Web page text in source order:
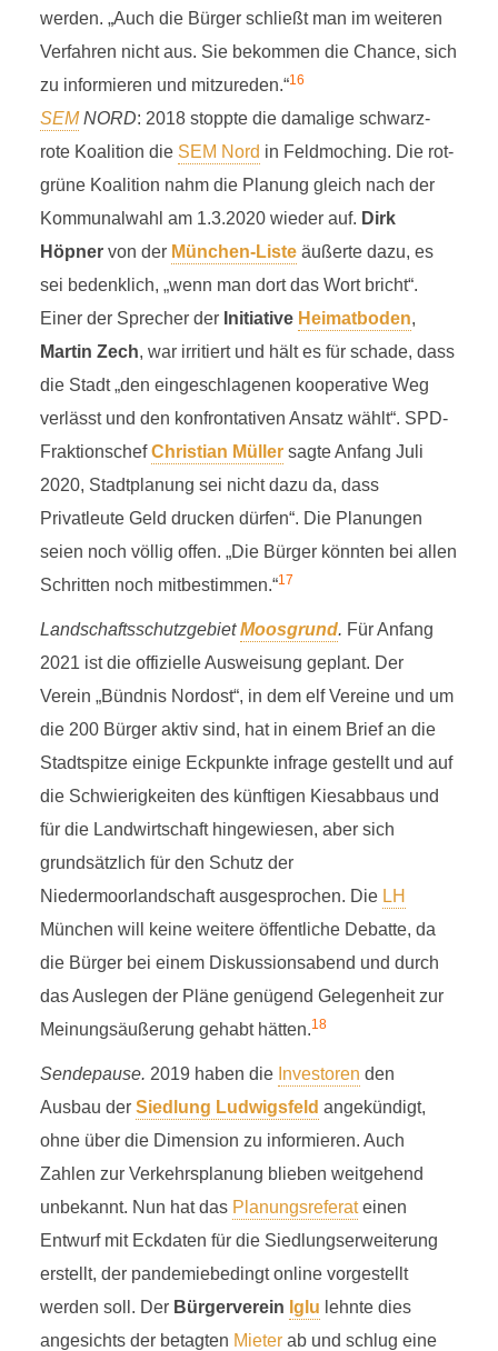
werden. „Auch die Bürger schließt man im weiteren
Verfahren nicht aus. Sie bekommen die Chance, sich
zu informieren und mitzureden.“16
SEMNORD: 2018 stoppte die damalige schwarz-
rote Koalition die SEM Nord in Feldmoching. Die rot-
grüne Koalition nahm die Planung gleich nach der
Kommunalwahl am 1.3.2020 wieder auf. Dirk
Höpnervon der München-Listeäußerte dazu, es
sei bedenklich, „wenn man dort das Wort bricht“.
Einer der Sprecher der Initiative Heimatboden,
Martin Zech, war irritiert und hält es für schade, dass
die Stadt „den eingeschlagenen kooperative Weg
verlässt und den konfrontativen Ansatz wählt“. SPD-
FraktionschefChristian Müllersagte Anfang Juli
2020, Stadtplanung sei nicht dazu da, dass
Privatleute Geld drucken dürfen“. Die Planungen
seien noch völlig offen. „Die Bürger könnten bei allen
Schritten noch mitbestimmen.“17
LandschaftsschutzgebietMoosgrund. Für Anfang
2021 ist die offizielle Ausweisung geplant. Der
Verein „Bündnis Nordost“, in dem elf Vereine und um
die 200 Bürger aktiv sind, hat in einem Brief an die
Stadtspitze einige Eckpunkte infrage gestellt und auf
die Schwierigkeiten des künftigen Kiesabbaus und
für die Landwirtschaft hingewiesen, aber sich
grundsätzlich für den Schutz der
Niedermoorlandschaft ausgesprochen. Die LH
München will keine weitere öffentliche Debatte, da
die Bürger bei einem Diskussionsabend und durch
das Auslegen der Pläne genügend Gelegenheit zur
Meinungsäußerung gehabt hätten.18
Sendepause. 2019 haben die Investoren den
Ausbau der Siedlung Ludwigsfeld angekündigt,
ohne über die Dimension zu informieren. Auch
Zahlen zur Verkehrsplanung blieben weitgehend
unbekannt. Nun hat das Planungsreferateinen
Entwurf mit Eckdaten für die Siedlungserweiterung
erstellt, der pandemiebedingt online vorgestellt
werden soll. Der Bürgerverein Iglu lehnte dies
angesichts der betagten Mieterab und schlug eine